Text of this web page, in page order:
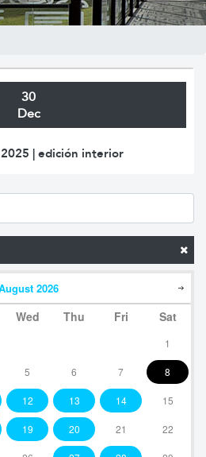
2026
Wed Thu Fri Sat
1
5 6 7 8
12 13 14 15
19 20 21 22
30
Dec
| edición interior